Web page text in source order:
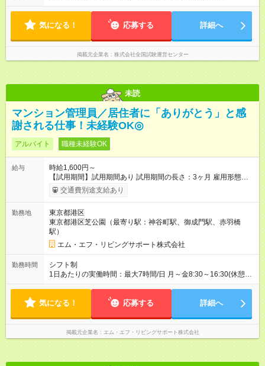
気になる！ 応募する 詳細へ
掲載元企業名 株式会社全国試験運営センター
未読
マンション管理員／居住者に「ありがとう」と感
謝される仕事！未経験OK◎
アルバイト 職種未経験OK
給与
時給1,600円～
【試用期間】試用期間あり 試用期間の長さ：3ヶ月 雇用形態、
給与は本採用時と同じです。
交通費別途支給あり
勤務地
東京都港区
東京都港区芝公園（最寄り駅：神谷町駅、御成門駅、赤羽橋
駅）
エム・エフ・リビングサポート株式会社
勤務時間
シフト制
1日あたりの実働時間：最大7時間/日 月～金8:30～16:30(休憩あ
り) 土8:30～12:00(休憩あり) 勤務時間：35時間／週
気になる！ 応募する 詳細へ
掲載元企業名 エム・エフ・リビングサポート株式会社